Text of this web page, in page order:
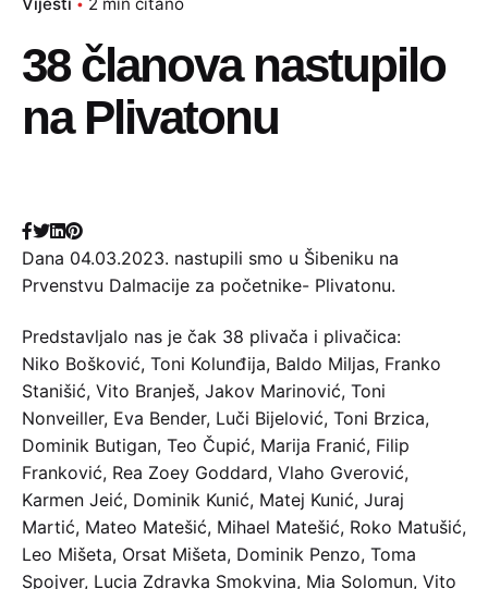
38 članova nastupilo
na Plivatonu
Dana 04.03.2023. nastupili smo u Šibeniku na
Prvenstvu Dalmacije za početnike- Plivatonu.
Predstavljalo nas je čak 38 plivača i plivačica:
Niko Bošković, Toni Kolunđija, Baldo Miljas, Franko
Stanišić, Vito Branješ, Jakov Marinović, Toni
Nonveiller, Eva Bender, Luči Bijelović, Toni Brzica,
Dominik Butigan, Teo Čupić, Marija Franić, Filip
Franković, Rea Zoey Goddard, Vlaho Gverović,
Karmen Jeić, Dominik Kunić, Matej Kunić, Juraj
Martić, Mateo Matešić, Mihael Matešić, Roko Matušić,
Leo Mišeta, Orsat Mišeta, Dominik Penzo, Toma
Spojver, Lucia Zdravka Smokvina, Mia Solomun, Vito